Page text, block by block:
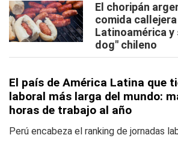
El choripán
comida callejera
Latinoamérica y
dog" chileno
El país de América Latina que
laboral más larga del mundo:
horas de trabajo al año
Perú encabeza el ranking de jornadas